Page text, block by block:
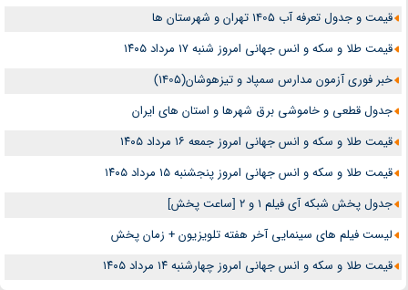
قیمت و جدول تعرفه آب 1405 تهران و شهرستان ها
قیمت طلا و سکه و انس جهانی امروز شنبه ۱۷ مرداد ۱۴۰۵
خبر فوری آزمون مدارس سمپاد و تیزهوشان(1405)
جدول قطعی و خاموشی برق شهرها و استان های ایران
قیمت طلا و سکه و انس جهانی امروز جمعه ۱۶ مرداد ۱۴۰۵
قیمت طلا و سکه و انس جهانی امروز پنجشنبه ۱۵ مرداد ۱۴۰۵
جدول پخش شبکه آی فیلم 1 و 2 [ساعت پخش]
لیست فیلم های سینمایی آخر هفته تلویزیون + زمان پخش
قیمت طلا و سکه و انس جهانی امروز چهارشنبه ۱۴ مرداد ۱۴۰۵